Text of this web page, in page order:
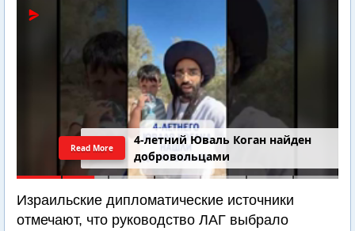
4-летний Юваль Коган найден
добровольцами
Read More
Израильские дипломатические источники
отмечают, что руководство ЛАГ выбрало